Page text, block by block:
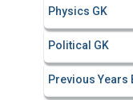
Physics GK
Political GK
Previous Years